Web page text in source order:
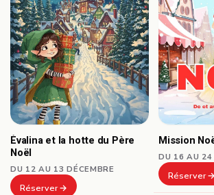
Évalina et la hotte du Père
Noël
DU 12 AU 13 DÉCEMBRE
Réserver
Mission
DU 16 AU 24
Réserver